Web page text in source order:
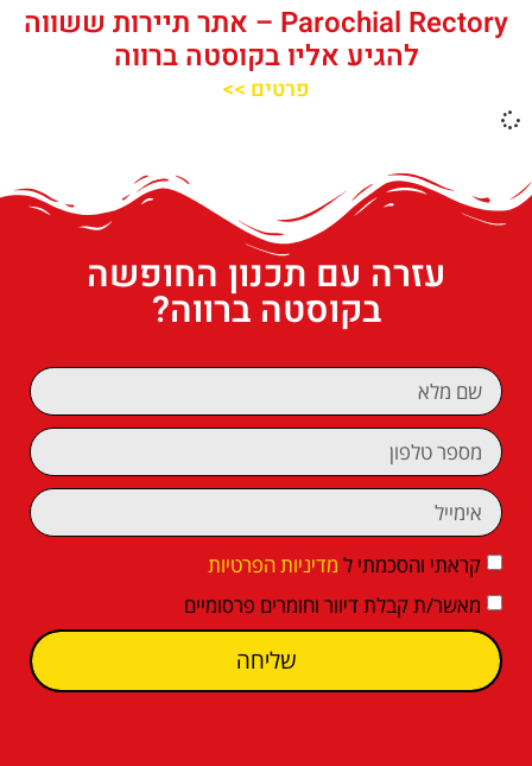
‪‪Parochial Rectory‬‬ – אתר תיירות ששווה
להגיע אליו בקוסטה ברווה
פרטים >>
עזרה עם תכנון החופשה
בקוסטה ברווה?
קראתי והסכמתי ל מדיניות הפרטיות
מאשר/ת קבלת דיוור וחומרים פרסומיים
שליחה